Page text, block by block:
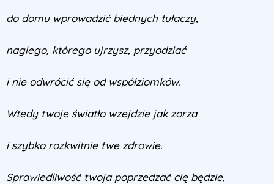
do domu wprowadzić biednych tułaczy,
nagiego, którego ujrzysz, przyodziać
i nie odwrócić się od współziomków.
Wtedy twoje światło wzejdzie jak zorza
i szybko rozkwitnie twe zdrowie.
Sprawiedliwość twoja poprzedzać cię będzie,